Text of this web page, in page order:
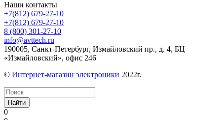
Наши контакты
+7(812) 679-27-10
+7(812) 679-27-10
8 (800) 301-27-10
info@avttech.ru
190005, Санкт-Петербург, Измайловский пр., д. 4, БЦ
«Измайловский», офис 246
© Интернет-магазин электроники 2022г.
Найти
0